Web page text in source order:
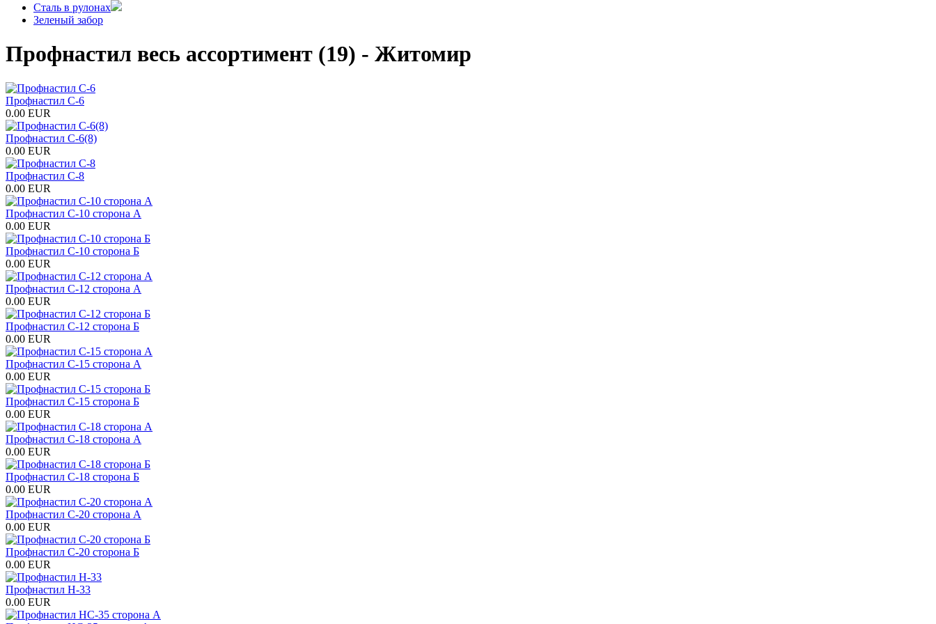
Сталь в рулонах
Зеленый забор
Профнастил весь ассортимент (19) - Житомир
Профнастил С-6
0.00 EUR
Профнастил С-6(8)
0.00 EUR
Профнастил С-8
0.00 EUR
Профнастил С-10 сторона А
0.00 EUR
Профнастил С-10 сторона Б
0.00 EUR
Профнастил С-12 сторона А
0.00 EUR
Профнастил С-12 сторона Б
0.00 EUR
Профнастил С-15 сторона А
0.00 EUR
Профнастил С-15 сторона Б
0.00 EUR
Профнастил С-18 сторона А
0.00 EUR
Профнастил С-18 сторона Б
0.00 EUR
Профнастил С-20 сторона А
0.00 EUR
Профнастил С-20 сторона Б
0.00 EUR
Профнастил H-33
0.00 EUR